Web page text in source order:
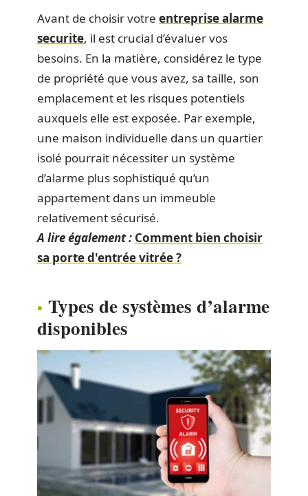
Avant de choisir votre entreprise alarme
securite, il est crucial d’évaluer vos
besoins. En la matière, considérez le type
de propriété que vous avez, sa taille, son
emplacement et les risques potentiels
auxquels elle est exposée. Par exemple,
une maison individuelle dans un quartier
isolé pourrait nécessiter un système
d’alarme plus sophistiqué qu’un
appartement dans un immeuble
relativement sécurisé.
A lire également : Comment bien choisir
sa porte d'entrée vitrée ?
Types de systèmes d’alarme
disponibles